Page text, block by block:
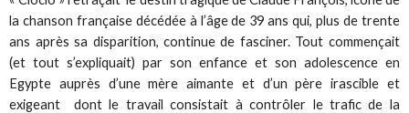
la chanson française décédée à l’âge de 39 ans qui, plus de trente
ans après sa disparition, continue de fasciner. Tout commençait
(et tout s’expliquait) par son enfance et son adolescence en
Egypte auprès d’une mère aimante et d’un père irascible et
exigeant dont le travail consistait à contrôler le trafic de la